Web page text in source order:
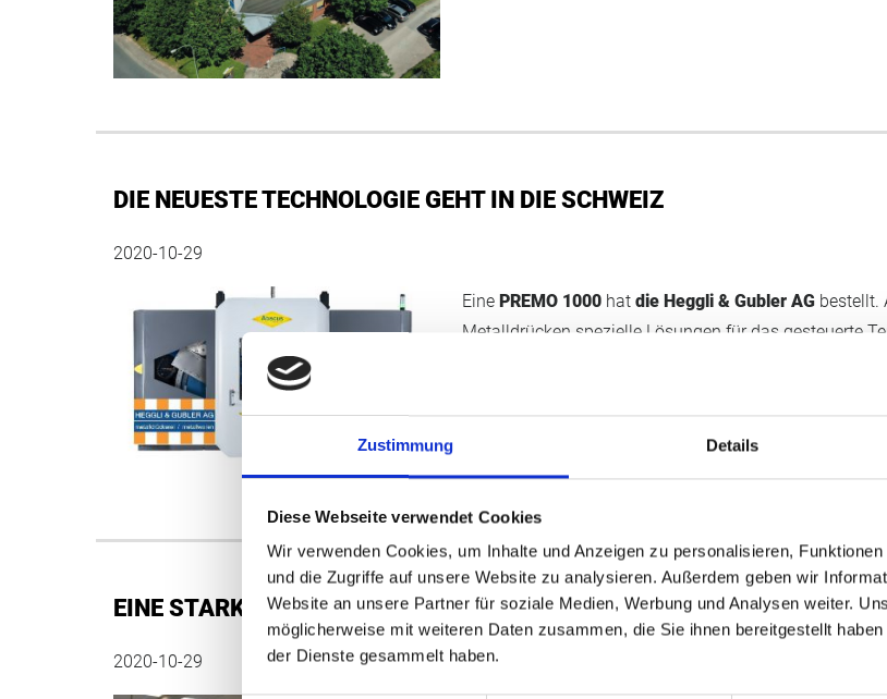
Zustimmung Details
Diese Webseite verwendet Cookies
Wir verwenden Cookies, um Inhalte und Anzeigen zu personalisieren,
und die Zugriffe auf unsere Website zu analysieren. Außerdem geben wir
Website an unsere Partner für soziale Medien, Werbung und Analysen weiter.
möglicherweise mit weiteren Daten zusammen, die Sie ihnen bereitgestellt
der Dienste gesammelt haben.
DIE NEUESTE TECHNOLOGIE GEHT IN DIE SCHWEIZ
2020-10-29
Eine PREMO 1000 hat die Heggli & Gubler AG bestellt.
Metalldrücken spezielle Lösungen für das gesteuerte
Erweiterungen unserer Software – und diese
bestehenden Kontakt überzeugte nicht zuletzt die
Kunden von unserer Kompetenz.
WEITERLESEN …
EINE STARKE UNTERSTÜTZUNG IN DER EDELMETALLVERARBEITUNG
2020-10-29